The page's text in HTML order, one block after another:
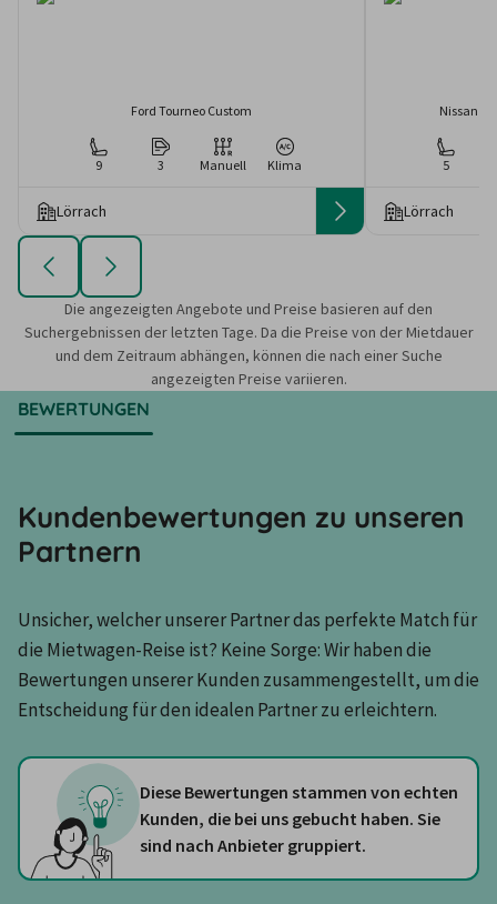
Ford Tourneo Custom
9 3 Manuell Klima
Lörrach
Nissan
5
Lörrach
Die angezeigten Angebote und Preise basieren auf den
Suchergebnissen der letzten Tage. Da die Preise von der Mietdauer
und dem Zeitraum abhängen, können die nach einer Suche
angezeigten Preise variieren.
BEWERTUNGEN
Kundenbewertungen zu unseren
Partnern
Unsicher, welcher unserer Partner das perfekte Match für
die Mietwagen-Reise ist? Keine Sorge: Wir haben die
Bewertungen unserer Kunden zusammengestellt, um die
Entscheidung für den idealen Partner zu erleichtern.
Diese Bewertungen stammen von echten
Kunden, die bei uns gebucht haben. Sie
sind nach Anbieter gruppiert.